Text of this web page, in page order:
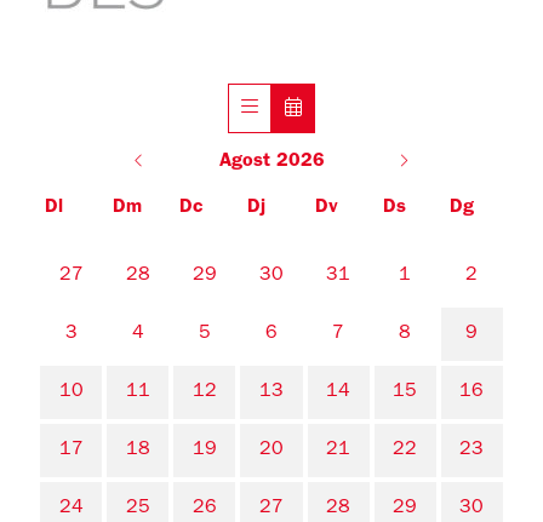
Agost 2026
Dl Dm Dc Dj Dv Ds Dg
No hi ha cap activitat aquest mes
27 28 29 30 31 1 2
3 4 5 6 7 8 9
10 11 12 13 14 15 16
17 18 19 20 21 22 23
24 25 26 27 28 29 30